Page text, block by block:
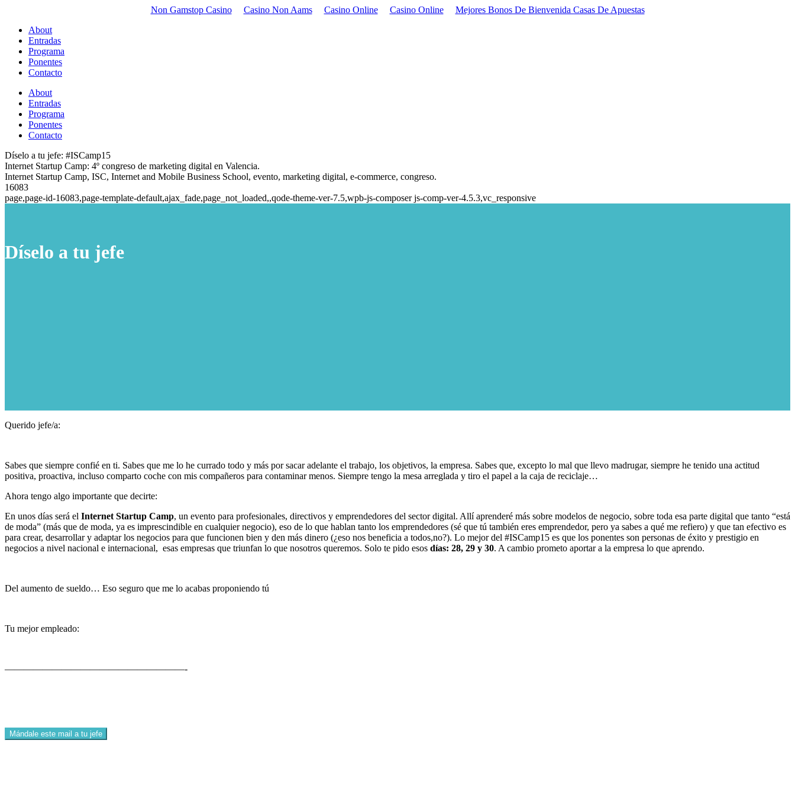
Non Gamstop Casino Casino Non Aams Casino Online Casino Online
Mejores Bonos De Bienvenida Casas De Apuestas
About
Entradas
Programa
Ponentes
Contacto
About
Entradas
Programa
Ponentes
Contacto
Díselo a tu jefe: #ISCamp15
Internet Startup Camp: 4º congreso de marketing digital en Valencia.
Internet Startup Camp, ISC, Internet and Mobile Business School, evento, marketing digital, e-commerce, congreso.
16083
page,page-id-16083,page-template-default,ajax_fade,page_not_loaded,,qode-theme-ver-7.5,wpb-js-composer js-comp-ver-4.5.3,vc_responsive
Díselo a tu jefe
Querido jefe/a:
Sabes que siempre confié en ti. Sabes que me lo he currado todo y más por sacar adelante el trabajo, los objetivos, la empresa. Sabes que, excepto lo mal que llevo madrugar, siempre he tenido una actitud
positiva, proactiva, incluso comparto coche con mis compañeros para contaminar menos. Siempre tengo la mesa arreglada y tiro el papel a la caja de reciclaje…
Ahora tengo algo importante que decirte:
En unos días será el Internet Startup Camp, un evento para profesionales, directivos y emprendedores del sector digital. Allí aprenderé más sobre modelos de negocio, sobre toda esa parte digital que tanto “está
de moda” (más que de moda, ya es imprescindible en cualquier negocio), eso de lo que hablan tanto los emprendedores (sé que tú también eres emprendedor, pero ya sabes a qué me refiero) y que tan efectivo es
para crear, desarrollar y adaptar los negocios para que funcionen bien y den más dinero (¿eso nos beneficia a todos,no?). Lo mejor del #ISCamp15 es que los ponentes son personas de éxito y prestigio en
negocios a nivel nacional e internacional, esas empresas que triunfan lo que nosotros queremos. Solo te pido esos días: 28, 29 y 30. A cambio prometo aportar a la empresa lo que aprendo.
Del aumento de sueldo… Eso seguro que me lo acabas proponiendo tú
Tu mejor empleado:
———————————————————-
Mándale este mail a tu jefe